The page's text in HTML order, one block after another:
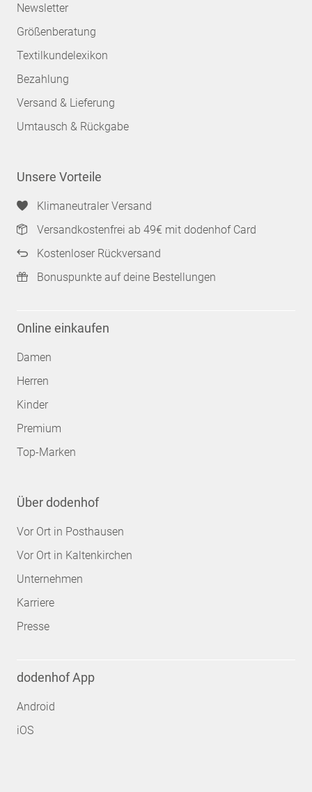
Newsletter
Größenberatung
Textilkundelexikon
Bezahlung
Versand & Lieferung
Umtausch & Rückgabe
Unsere Vorteile
Klimaneutraler Versand
Versandkostenfrei ab 49€ mit dodenhof Card
Kostenloser Rückversand
Bonuspunkte auf deine Bestellungen
Online einkaufen
Damen
Herren
Kinder
Premium
Top-Marken
Über dodenhof
Vor Ort in Posthausen
Vor Ort in Kaltenkirchen
Unternehmen
Karriere
Presse
dodenhof App
Android
iOS